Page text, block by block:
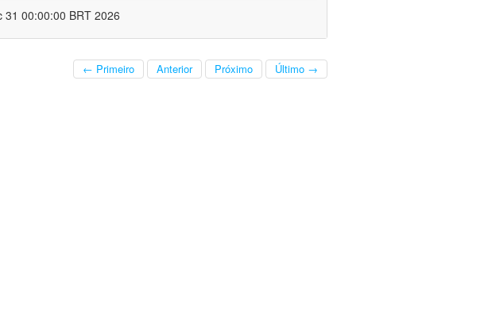
31 00:00:00 BRT 2026
← Primeiro Anterior Próximo Último →